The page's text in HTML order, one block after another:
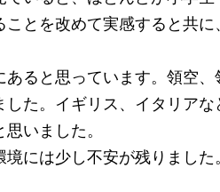
とを改めて実感すると共に
ると思っています。領空
た。イギリス、イタリア
いました。
には少し不安が残りまし